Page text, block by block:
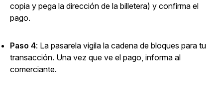
copia y pega la dirección de la billetera) y confirma el
pago.
Paso 4: La pasarela vigila la cadena de bloques para tu
transacción. Una vez que ve el pago, informa al
comerciante.